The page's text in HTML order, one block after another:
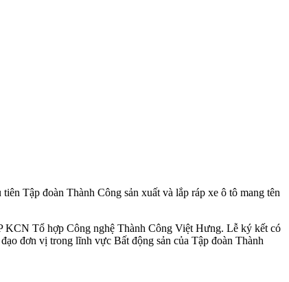
Tập đoàn Thành Công sản xuất và lắp ráp xe ô tô mang tên
KCN Tổ hợp Công nghệ Thành Công Việt Hưng. Lễ ký kết có
đơn vị trong lĩnh vực Bất động sản của Tập đoàn Thành